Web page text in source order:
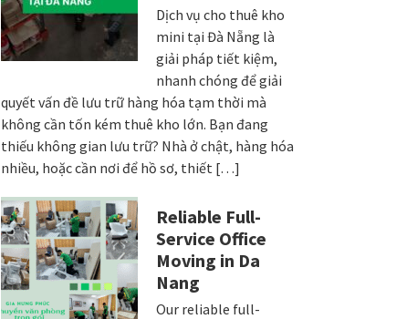
Dịch vụ cho thuê kho
mini tại Đà Nẵng là
giải pháp tiết kiệm,
nhanh chóng để giải
quyết vấn đề lưu trữ hàng hóa tạm thời mà
không cần tốn kém thuê kho lớn. Bạn đang
thiếu không gian lưu trữ? Nhà ở chật, hàng hóa
nhiều, hoặc cần nơi để hồ sơ, thiết […]
Reliable Full-
Service Office
Moving in Da
Nang
Our reliable full-